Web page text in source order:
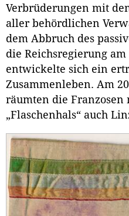
Verbrüderungen mit
aller behördlichen
dem Abbruch des
die Reichsregierung am
entwickelte sich ein
Zusammenleben. Am
räumten die Franzosen
„Flaschenhals“ auch